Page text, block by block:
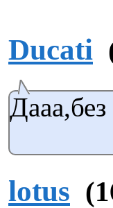
Ducati
lotus